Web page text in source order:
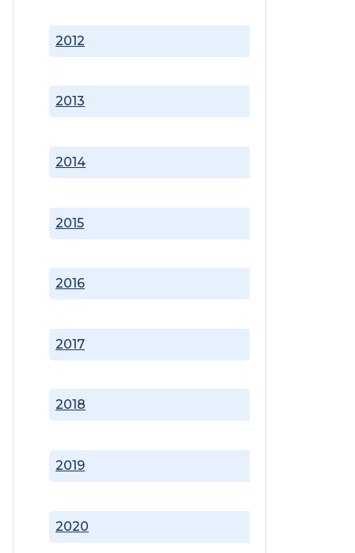
2012
2013
2014
2015
2016
2017
2018
2019
2020